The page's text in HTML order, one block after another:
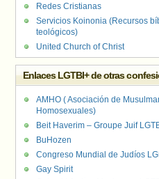
Redes Cristianas
Servicios Koinonia (Recursos
teológicos)
United Church of Christ
Enlaces LGTBI+ de otras
AMHO ( Asociación de
Homosexuales)
Beit Haverim – Groupe Juif
BuHozen
Congreso Mundial de Judíos
Gay Spirit